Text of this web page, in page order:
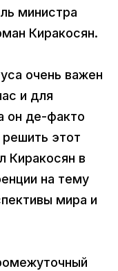
министра
Киракосян.
очень важен
и для
он де-факто
этот
Киракосян в
на тему
мира и